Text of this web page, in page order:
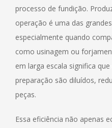
processo de fundição.
operação é uma das
especialmente quando
como usinagem ou
em larga escala significa
preparação são diluídos,
peças.
Essa eficiência não apenas